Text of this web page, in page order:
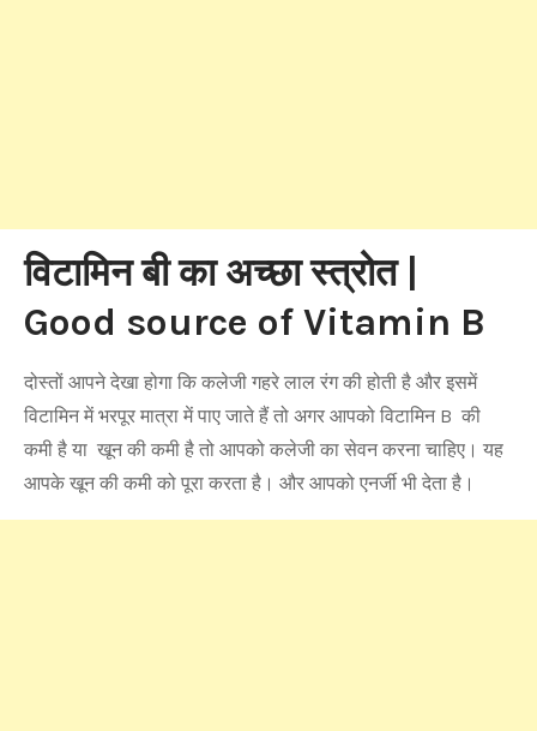
विटामिन बी का अच्छा स्त्रोत |
Good source of Vitamin B
दोस्तों आपने देखा होगा कि कलेजी गहरे लाल रंग की होती है और इसमें
विटामिन में भरपूर मात्रा में पाए जाते हैं तो अगर आपको विटामिन B की
कमी है या खून की कमी है तो आपको कलेजी का सेवन करना चाहिए। यह
आपके खून की कमी को पूरा करता है। और आपको एनर्जी भी देता है।